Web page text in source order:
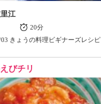
江
20分
きょうの料理ビギナーズレシピ
びチリ